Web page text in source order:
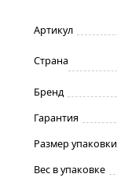
Артикул
Страна
Бренд
Гарантия
Размер
Вес в упаковке